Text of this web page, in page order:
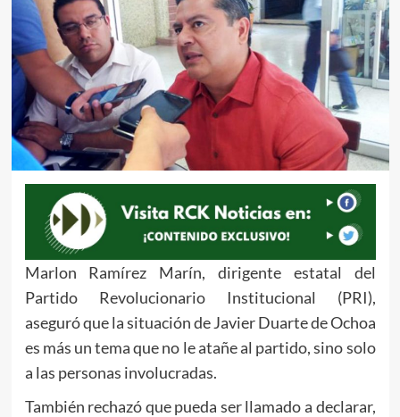
Marlon Ramírez Marín, dirigente estatal del
Partido Revolucionario Institucional (PRI),
aseguró que la situación de Javier Duarte de Ochoa
es más un tema que no le atañe al partido, sino solo
a las personas involucradas.
También rechazó que pueda ser llamado a declarar,